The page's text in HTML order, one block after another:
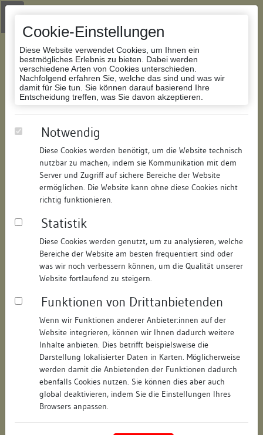
Cookie-Einstellungen
Diese Website verwendet Cookies, um Ihnen ein
bestmögliches Erlebnis zu bieten. Dabei werden
verschiedene Arten von Cookies unterschieden.
Nachfolgend erfahren Sie, welche das sind und was wir
damit für Sie tun. Sie können darauf basierend Ihre
Entscheidung treffen, was Sie davon akzeptieren.
Notwendig
Diese Cookies werden benötigt, um die Website technisch
nutzbar zu machen, indem sie Kommunikation mit dem
Server und Zugriff auf sichere Bereiche der Website
ermöglichen. Die Website kann ohne diese Cookies nicht
richtig funktionieren.
Statistik
Diese Cookies werden genutzt, um zu analysieren, welche
Bereiche der Website am besten frequentiert sind oder
was wir noch verbessern können, um die Qualität unserer
Website fortlaufend zu steigern.
Funktionen von Drittanbietenden
Wenn wir Funktionen anderer Anbieter:innen auf der
Website integrieren, können wir Ihnen dadurch weitere
Inhalte anbieten. Dies betrifft beispielsweise die
Darstellung lokalisierter Daten in Karten. Möglicherweise
werden damit die Anbietenden der Funktionen dadurch
ebenfalls Cookies nutzen. Sie können dies aber auch
global deaktivieren, indem Sie die Einstellungen Ihres
Browsers anpassen.
Zur Navigation springen
Zum Inhalt der Website springen
Datenbank Bauforschung/Restaurierung
158951705314/Datum:04.05.2016
Datenbestand:
Bauforschung und Restaurierung
Als PDF herunterladen:
Objektdaten
Straße: Marktplatz
Hausnummer: 7
Postleitzahl: 74354
Stadt-Teilort: Besigheim
Regierungsbezirk: Stuttgart
Ludwigsburg (Landkreis)
Wohnplatzschlüssel: 8118007001
Flurstücknummer: keine